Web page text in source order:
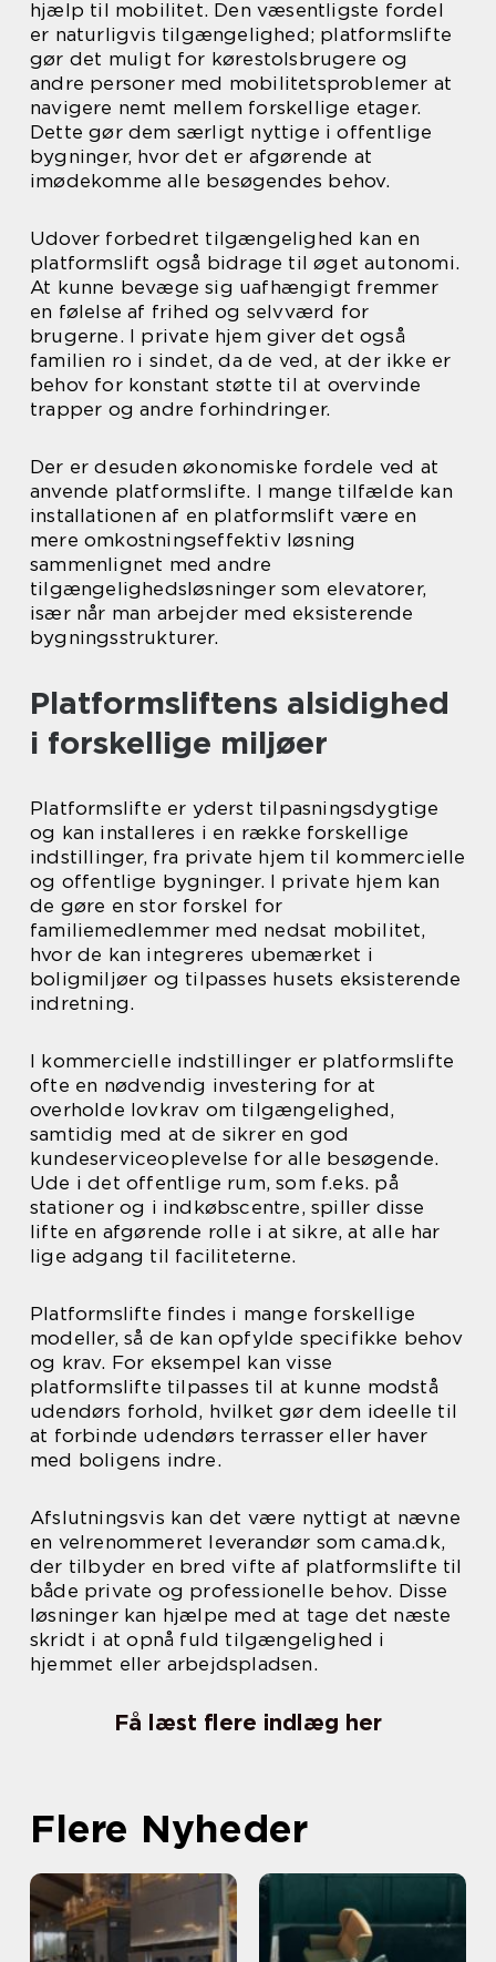
hjælp til mobilitet. Den væsentligste fordel
er naturligvis tilgængelighed; platformslifte
gør det muligt for kørestolsbrugere og
andre personer med mobilitetsproblemer at
navigere nemt mellem forskellige etager.
Dette gør dem særligt nyttige i offentlige
bygninger, hvor det er afgørende at
imødekomme alle besøgendes behov.
Udover forbedret tilgængelighed kan en
platformslift også bidrage til øget autonomi.
At kunne bevæge sig uafhængigt fremmer
en følelse af frihed og selvværd for
brugerne. I private hjem giver det også
familien ro i sindet, da de ved, at der ikke er
behov for konstant støtte til at overvinde
trapper og andre forhindringer.
Der er desuden økonomiske fordele ved at
anvende platformslifte. I mange tilfælde kan
installationen af en platformslift være en
mere omkostningseffektiv løsning
sammenlignet med andre
tilgængelighedsløsninger som elevatorer,
især når man arbejder med eksisterende
bygningsstrukturer.
Platformsliftens alsidighed
i forskellige miljøer
Platformslifte er yderst tilpasningsdygtige
og kan installeres i en række forskellige
indstillinger, fra private hjem til kommercielle
og offentlige bygninger. I private hjem kan
de gøre en stor forskel for
familiemedlemmer med nedsat mobilitet,
hvor de kan integreres ubemærket i
boligmiljøer og tilpasses husets eksisterende
indretning.
I kommercielle indstillinger er platformslifte
ofte en nødvendig investering for at
overholde lovkrav om tilgængelighed,
samtidig med at de sikrer en god
kundeserviceoplevelse for alle besøgende.
Ude i det offentlige rum, som f.eks. på
stationer og i indkøbscentre, spiller disse
lifte en afgørende rolle i at sikre, at alle har
lige adgang til faciliteterne.
Platformslifte findes i mange forskellige
modeller, så de kan opfylde specifikke behov
og krav. For eksempel kan visse
platformslifte tilpasses til at kunne modstå
udendørs forhold, hvilket gør dem ideelle til
at forbinde udendørs terrasser eller haver
med boligens indre.
Afslutningsvis kan det være nyttigt at nævne
en velrenommeret leverandør som cama.dk,
der tilbyder en bred vifte af platformslifte til
både private og professionelle behov. Disse
løsninger kan hjælpe med at tage det næste
skridt i at opnå fuld tilgængelighed i
hjemmet eller arbejdspladsen.
Få læst flere indlæg her
Flere Nyheder